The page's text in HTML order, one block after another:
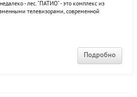
- лес. "ПАТИО" - это комплекс из
телевизорами, современной
зал, сауна с бассейном, каминный зал и...
Подробно